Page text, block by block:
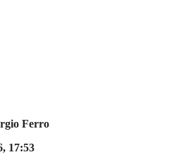
Ferro
17:53